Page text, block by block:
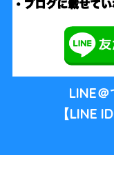
LINE
【LINE